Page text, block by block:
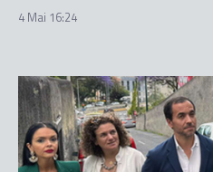
4 Mai 16:24